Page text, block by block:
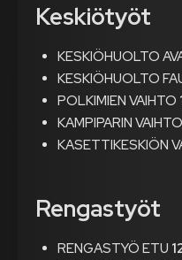
Keskiötyöt
KESKIÖHUOLTO
KESKIÖHUOLTO
POLKIMIEN VAIHTO
KAMPIPARIN VAIHTO
KASETTIKESKIÖN
Rengastyöt
RENGASTYÖ ETU